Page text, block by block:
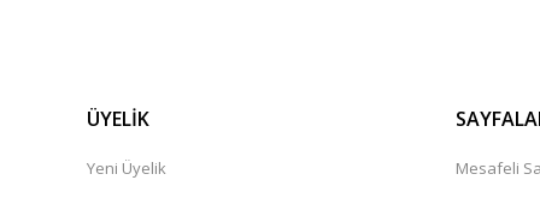
ÜYELİK
Yeni Üyelik
Mesafeli